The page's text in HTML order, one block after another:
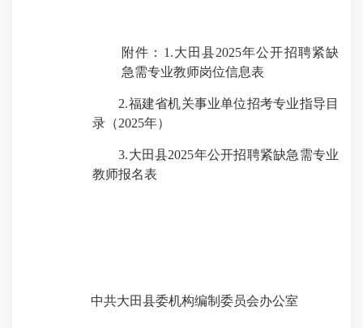
附件： 1.大田县2025年公开招聘紧缺
急需专业教师岗位信息表
2.福建省机关事业单位招考专业指导目
录（2025年）
3.大田县2025年公开招聘紧缺急需专业
教师报名表
中共大田县委机构编制委员会办公室